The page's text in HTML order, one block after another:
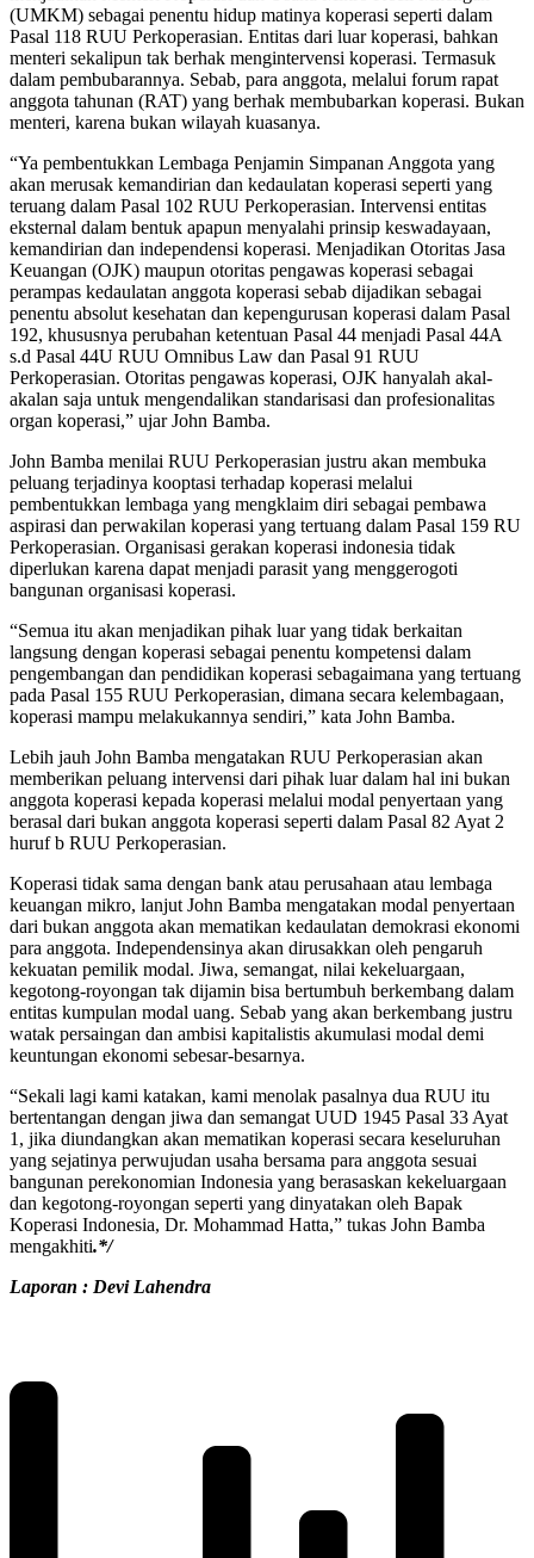
(UMKM) sebagai penentu hidup matinya koperasi seperti dalam
Pasal 118 RUU Perkoperasian. Entitas dari luar koperasi, bahkan
menteri sekalipun tak berhak mengintervensi koperasi. Termasuk
dalam pembubarannya. Sebab, para anggota, melalui forum rapat
anggota tahunan (RAT) yang berhak membubarkan koperasi. Bukan
menteri, karena bukan wilayah kuasanya.
“Ya pembentukkan Lembaga Penjamin Simpanan Anggota yang
akan merusak kemandirian dan kedaulatan koperasi seperti yang
teruang dalam Pasal 102 RUU Perkoperasian. Intervensi entitas
eksternal dalam bentuk apapun menyalahi prinsip keswadayaan,
kemandirian dan independensi koperasi. Menjadikan Otoritas Jasa
Keuangan (OJK) maupun otoritas pengawas koperasi sebagai
perampas kedaulatan anggota koperasi sebab dijadikan sebagai
penentu absolut kesehatan dan kepengurusan koperasi dalam Pasal
192, khususnya perubahan ketentuan Pasal 44 menjadi Pasal 44A
s.d Pasal 44U RUU Omnibus Law dan Pasal 91 RUU
Perkoperasian. Otoritas pengawas koperasi, OJK hanyalah akal-
akalan saja untuk mengendalikan standarisasi dan profesionalitas
organ koperasi,” ujar John Bamba.
John Bamba menilai RUU Perkoperasian justru akan membuka
peluang terjadinya kooptasi terhadap koperasi melalui
pembentukkan lembaga yang mengklaim diri sebagai pembawa
aspirasi dan perwakilan koperasi yang tertuang dalam Pasal 159 RU
Perkoperasian. Organisasi gerakan koperasi indonesia tidak
diperlukan karena dapat menjadi parasit yang menggerogoti
bangunan organisasi koperasi.
“Semua itu akan menjadikan pihak luar yang tidak berkaitan
langsung dengan koperasi sebagai penentu kompetensi dalam
pengembangan dan pendidikan koperasi sebagaimana yang tertuang
pada Pasal 155 RUU Perkoperasian, dimana secara kelembagaan,
koperasi mampu melakukannya sendiri,” kata John Bamba.
Lebih jauh John Bamba mengatakan RUU Perkoperasian akan
memberikan peluang intervensi dari pihak luar dalam hal ini bukan
anggota koperasi kepada koperasi melalui modal penyertaan yang
berasal dari bukan anggota koperasi seperti dalam Pasal 82 Ayat 2
huruf b RUU Perkoperasian.
Koperasi tidak sama dengan bank atau perusahaan atau lembaga
keuangan mikro, lanjut John Bamba mengatakan modal penyertaan
dari bukan anggota akan mematikan kedaulatan demokrasi ekonomi
para anggota. Independensinya akan dirusakkan oleh pengaruh
kekuatan pemilik modal. Jiwa, semangat, nilai kekeluargaan,
kegotong-royongan tak dijamin bisa bertumbuh berkembang dalam
entitas kumpulan modal uang. Sebab yang akan berkembang justru
watak persaingan dan ambisi kapitalistis akumulasi modal demi
keuntungan ekonomi sebesar-besarnya.
“Sekali lagi kami katakan, kami menolak pasalnya dua RUU itu
bertentangan dengan jiwa dan semangat UUD 1945 Pasal 33 Ayat
1, jika diundangkan akan mematikan koperasi secara keseluruhan
yang sejatinya perwujudan usaha bersama para anggota sesuai
bangunan perekonomian Indonesia yang berasaskan kekeluargaan
dan kegotong-royongan seperti yang dinyatakan oleh Bapak
Koperasi Indonesia, Dr. Mohammad Hatta,” tukas John Bamba
mengakhiti.*/
Laporan : Devi Lahendra